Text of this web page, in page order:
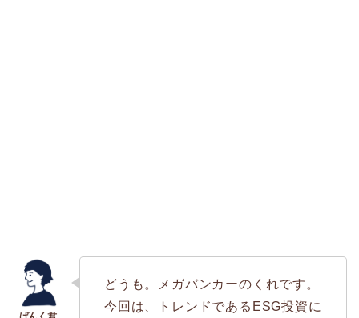
どうも。メガバンカーのくれです。
今回は、トレンドであるESG投資に